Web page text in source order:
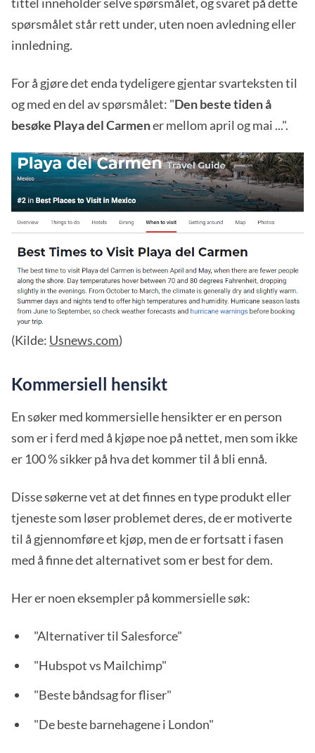
tittel inneholder selve spørsmålet, og svaret på dette
spørsmålet står rett under, uten noen avledning eller
innledning.
For å gjøre det enda tydeligere gjentar svarteksten til
og med en del av spørsmålet: "Den beste tiden å
besøke Playa del Carmener mellom april og mai ...".
(Kilde: Usnews.com)
Kommersiell hensikt
En søker med kommersielle hensikter er en person
som er i ferd med å kjøpe noe på nettet, men som ikke
er 100 % sikker på hva det kommer til å bli ennå.
Disse søkerne vet at det finnes en type produkt eller
tjeneste som løser problemet deres, de er motiverte
til å gjennomføre et kjøp, men de er fortsatt i fasen
med å finne det alternativet som er best for dem.
Her er noen eksempler på kommersielle søk:
"Alternativer til Salesforce"
"Hubspot vs Mailchimp"
"Beste båndsag for fliser"
"De beste barnehagene i London"